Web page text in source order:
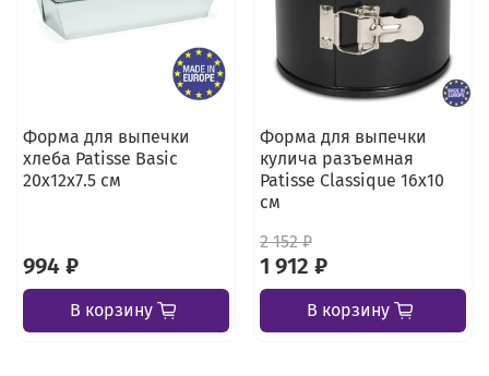
Форма для выпечки
хлеба Patisse Basic
20х12х7.5 см
994 ₽
В корзину
Форма для выпечки
кулича разъемная
Patisse Classique 16х10
см
2 152 ₽
1 912 ₽
В корзину